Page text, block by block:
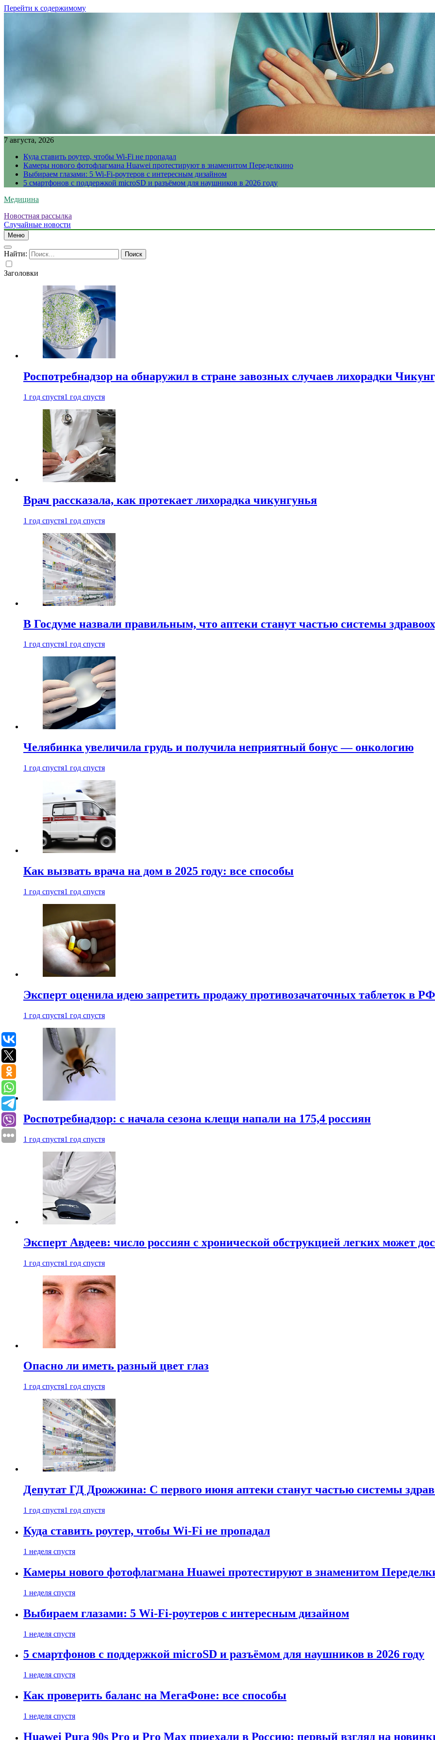
Перейти к содержимому
7 августа, 2026
Куда ставить роутер, чтобы Wi-Fi не пропадал
Камеры нового фотофлагмана Huawei протестируют в знаменитом Переделкино
Выбираем глазами: 5 Wi-Fi-роутеров с интересным дизайном
5 смартфонов с поддержкой microSD и разъёмом для наушников в 2026 году
Медицина
Новостная рассылка
Случайные новости
Меню
Найти:
Заголовки
Роспотребнадзор на обнаружил в стране завозных случаев лихорадки
1 год спустя1 год спустя
Врач рассказала, как протекает лихорадка чикунгунья
1 год спустя1 год спустя
В Госдуме назвали правильным, что аптеки станут частью системы
1 год спустя1 год спустя
Челябинка увеличила грудь и получила неприятный бонус — онкологию
1 год спустя1 год спустя
Как вызвать врача на дом в 2025 году: все способы
1 год спустя1 год спустя
Эксперт оценила идею запретить продажу противозачаточных таблеток в РФ
1 год спустя1 год спустя
Роспотребнадзор: с начала сезона клещи напали на 175,4 россиян
1 год спустя1 год спустя
Эксперт Авдеев: число россиян с хронической обструкцией легких может
1 год спустя1 год спустя
Опасно ли иметь разный цвет глаз
1 год спустя1 год спустя
Депутат ГД Дрожжина: С первого июня аптеки станут частью системы
1 год спустя1 год спустя
Куда ставить роутер, чтобы Wi-Fi не пропадал
1 неделя спустя
Камеры нового фотофлагмана Huawei протестируют в знаменитом
1 неделя спустя
Выбираем глазами: 5 Wi-Fi-роутеров с интересным дизайном
1 неделя спустя
5 смартфонов с поддержкой microSD и разъёмом для наушников в 2026 году
1 неделя спустя
Как проверить баланс на МегаФоне: все способы
1 неделя спустя
Huawei Pura 90s Pro и Pro Max приехали в Россию: первый взгляд на